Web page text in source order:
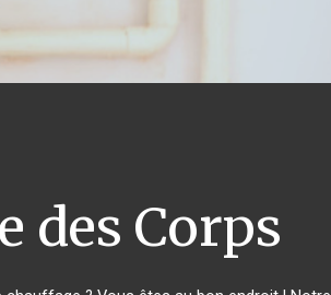
des Corps